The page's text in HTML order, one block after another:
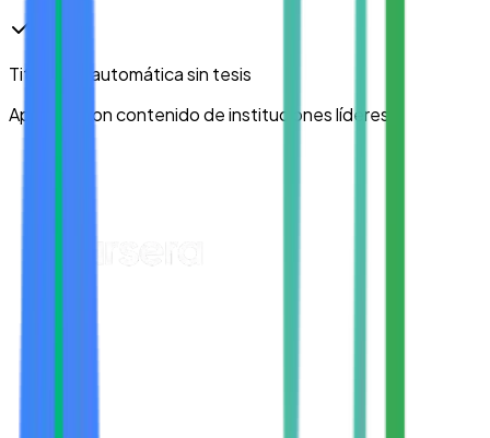
Titulación automáticasin tesis
Aprende con contenido de instituciones líderes